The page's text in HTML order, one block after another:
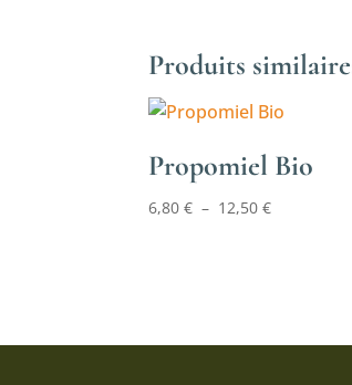
Produits
Propomiel Bio
6,80€ – 12,50€Plage